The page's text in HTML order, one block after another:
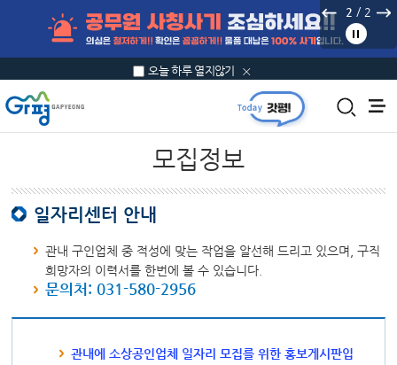
2 / 2
오늘 하루 열지않기
모집정보
일자리센터 안내
관내 구인업체 중 적성에 맞는 작업을 알선해 드리고 있으며, 구직
희망자의 이력서를 한번에 볼 수 있습니다.
문의처: 031-580-2956
관내에 소상공인업체 일자리 모집를 위한 홍보게시판입